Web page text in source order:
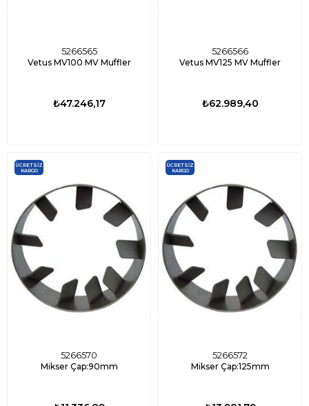
5266565
Vetus MV100 MV Muffler
₺47.246,17
5266566
Vetus MV125 MV Muffler
₺62.989,40
5266570
Mikser Çap:90mm
ÜCRETSIZ
KARGO
5266572
Mikser Çap:125mm
ÜCRETSIZ
KARGO